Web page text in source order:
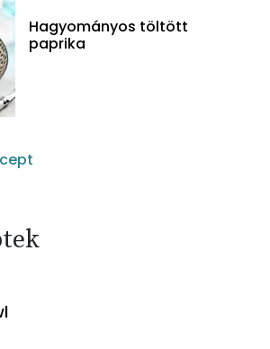
Hagyományos töltött
paprika